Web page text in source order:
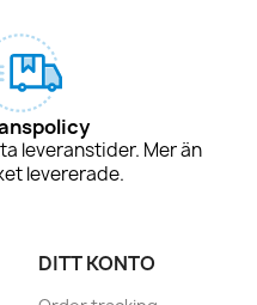
leveranstider. Mer än
levererade.
DITT KONTO